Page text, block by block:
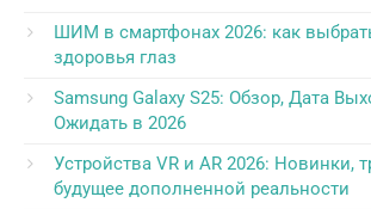
ШИМ в смартфонах 2026: как
здоровья глаз
Samsung Galaxy S25: Обзор, Дата
Ожидать в 2026
Устройства VR и AR 2026: Новинки,
будущее дополненной реальности